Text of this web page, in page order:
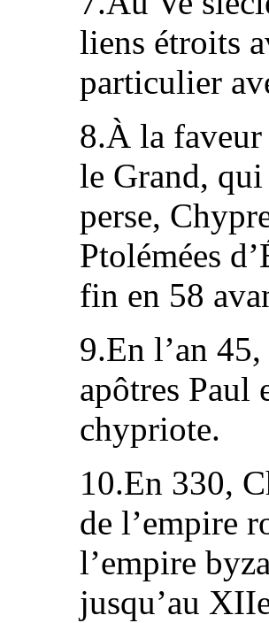
liens étroits
particulier
8.À la faveur
le Grand,
perse,
Ptolémées
fin en 58
9.En l’an
apôtres Paul
chypriote.
10.En 330,
de l’empire
l’empire
jusqu’au